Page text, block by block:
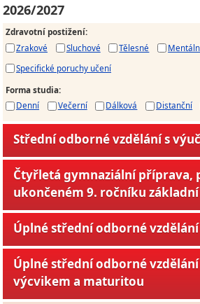
2026/2027
Zdravotní postižení:
Zrakové
Sluchové Tělesné
Specifické poruchy učení
Forma studia:
Denní
Večerní Dálková Distanční
Střední odborné vzdělání s
Čtyřletá gymnaziální příprava,
ukončeném 9. ročníku
Úplné střední odborné
Úplné střední odborné
výcvikem a maturitou